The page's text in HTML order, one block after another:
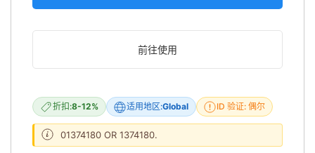
前往使用
折扣:8-12% 适用地区:Global ID 验证: 偶尔
01374180 OR 1374180.